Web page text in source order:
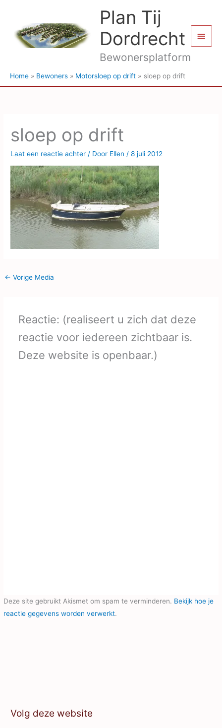
inhoud
Plan Tij
Dordrecht
Bewonersplatform
Home Bewoners Motorsloep op drift sloep op drift
sloep op drift
Laat een reactie achter / Door Ellen /8 juli 2012
← Vorige Media
Reactie: (realiseert u zich dat deze
reactie voor iedereen zichtbaar is.
Deze website is openbaar.)
Deze site gebruikt Akismet om spam te verminderen. Bekijk hoe je
reactie gegevens worden verwerkt.
Volg deze website